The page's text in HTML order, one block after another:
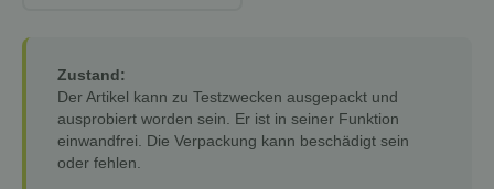
Zustand:
Der Artikel kann zu Testzwecken ausgepackt und
ausprobiert worden sein. Er ist in seiner Funktion
einwandfrei. Die Verpackung kann beschädigt sein
oder fehlen.